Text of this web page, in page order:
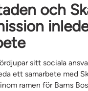
och
sitt sociala
ett samarbete med
ramen för Barns